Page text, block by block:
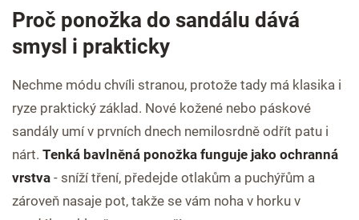
Proč ponožka do sandálu dává
smysl i prakticky
Nechme módu chvíli stranou, protože tady má klasika i
ryze praktický základ. Nové kožené nebo páskové
sandály umí v prvních dnech nemilosrdně odřít patu i
nárt. Tenká bavlněná ponožka funguje jako ochranná
vrstva - sníží tření, předejde otlakům a puchýřům a
zároveň nasaje pot, takže se vám noha v horku v